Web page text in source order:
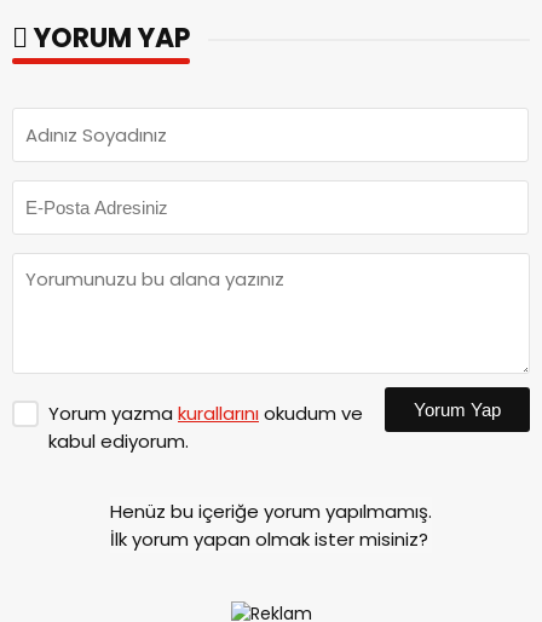
YORUM YAP
Yorum yazma kurallarınıokudum ve
kabul ediyorum.
Yorum Yap
Henüz bu içeriğe yorum yapılmamış.
İlk yorum yapan olmak ister misiniz?